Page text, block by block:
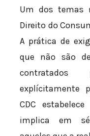
Um dos temas
Direito do
A prática de
que não são
explícitamente
CDC
implica em